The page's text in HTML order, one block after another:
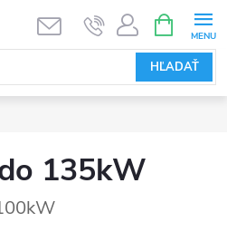
HĽADAŤ
KOŠÍK
135kW